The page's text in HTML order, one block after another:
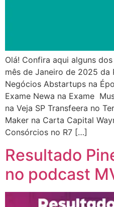
Olá! Confira aqui alguns
mês de Janeiro de 2025 da
Negócios Abstartups na
Exame Newa na Exame
na Veja SP Transfeera no
Maker na Carta Capital
Consórcios no R7 […]
Resultado
no podcast